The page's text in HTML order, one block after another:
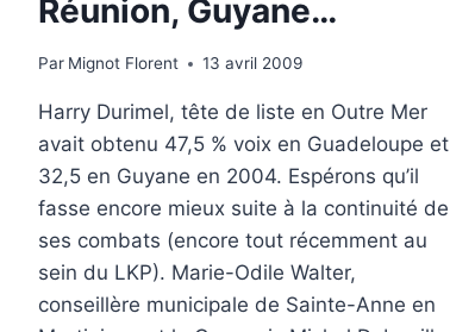
Réunion, Guyane…
Par Mignot Florent 13 avril 2009
Harry Durimel, tête de liste en Outre Mer
avait obtenu 47,5 % voix en Guadeloupe et
32,5 en Guyane en 2004. Espérons qu’il
fasse encore mieux suite à la continuité de
ses combats (encore tout récemment au
sein du LKP). Marie-Odile Walter,
conseillère municipale de Sainte-Anne en